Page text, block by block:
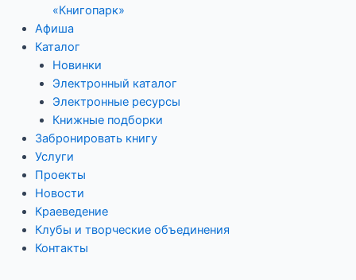
«Книгопарк»
Афиша
Каталог
Новинки
Электронный каталог
Электронные ресурсы
Книжные подборки
Забронировать книгу
Услуги
Проекты
Новости
Краеведение
Клубы и творческие объединения
Контакты